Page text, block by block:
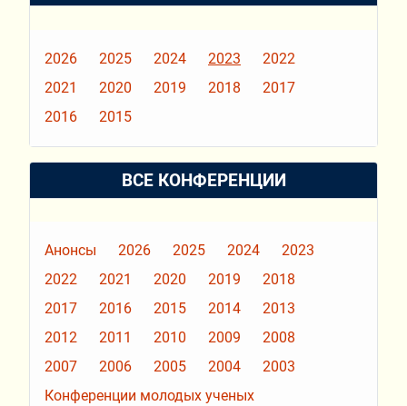
2026 2025 2024 2023
2022
2021
2020 2019 2018
2017
2016
2015
ВСЕ КОНФЕРЕНЦИИ
Анонсы 2026 2025 2024
2023
2022
2021 2020 2019
2018
2017
2016 2015 2014
2013
2012
2011 2010 2009
2008
2007
2006 2005 2004
2003
Конференции молодых ученых